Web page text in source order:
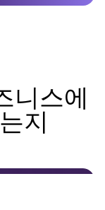
니스에
지